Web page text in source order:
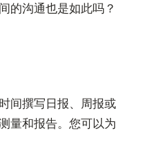
的沟通也是如此吗？
间撰写日报、周报或
量和报告。您可以为